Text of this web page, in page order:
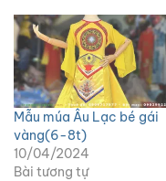
Mẫu múa Âu Lạc bé gái
vàng(6-8t)
10/04/2024
Bài tương tự